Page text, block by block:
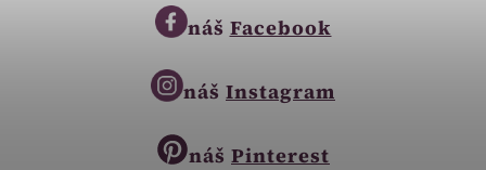
náš Facebook
náš Instagram
náš Pinterest